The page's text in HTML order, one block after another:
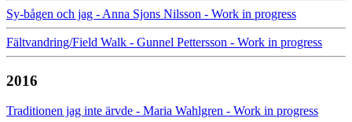
Sy-bågen och jag - Anna Sjons Nilsson - Work in progress
Fältvandring/Field Walk - Gunnel Pettersson - Work in progress
2016
Traditionen jag inte ärvde - Maria Wahlgren - Work in progress